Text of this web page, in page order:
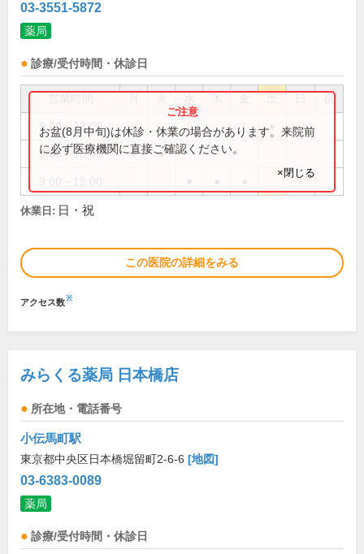
03-3551-5872
薬局
診療/受付時間・休診日
祝
9:00～13:00
9:00～18:00 ● ●
お盆(8月中旬)は休診・休業の場合があります。来院前
に必ず医療機関に直接ご確認ください。
×閉じる
休業日: 日・祝
この医院の詳細をみる
アクセス数※
みらくる薬局 日本橋店
所在地・電話番号
小伝馬町駅
東京都中央区日本橋堀留町2-6-6 [地図]
03-6383-0089
薬局
診療/受付時間・休診日